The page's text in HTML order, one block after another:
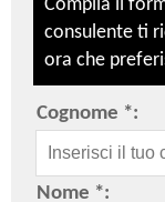
Compila il
consulente ti
ora che
Cognome *:
Nome *: